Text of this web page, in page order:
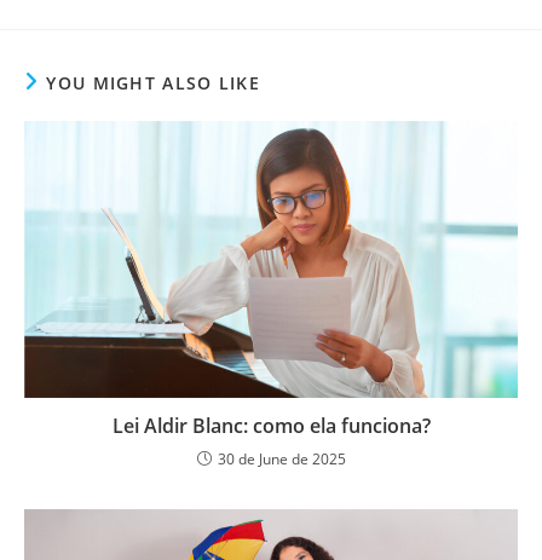
YOU MIGHT ALSO LIKE
Lei Aldir Blanc: como ela funciona?
30 de June de 2025